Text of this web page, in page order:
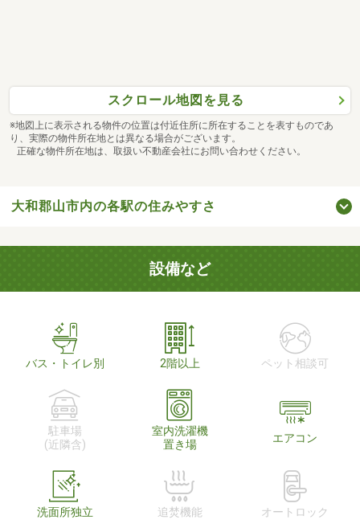
スクロール地図を見る
※地図上に表示される物件の位置は付近住所に所在することを表すものであ
り、実際の物件所在地とは異なる場合がございます。
正確な物件所在地は、取扱い不動産会社にお問い合わせください。
大和郡山市内の各駅の住みやすさ
設備など
バス・トイレ別 2階以上 ペット相談可
駐車場
(近隣含)
室内洗濯機
置き場
エアコン
洗面所独立 追焚機能 オートロック